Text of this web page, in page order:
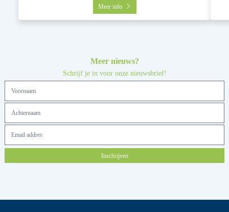
Meer info
Meer nieuws?
Schrijf je in voor onze nieuwsbrief!
Inschrijven